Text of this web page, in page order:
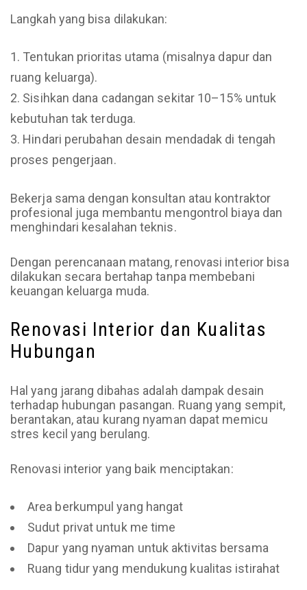
Langkah yang bisa dilakukan:
Tentukan prioritas utama (misalnya dapur dan
ruang keluarga).
Sisihkan dana cadangan sekitar 10–15% untuk
kebutuhan tak terduga.
Hindari perubahan desain mendadak di tengah
proses pengerjaan.
Bekerja sama dengan konsultan atau kontraktor
profesional juga membantu mengontrol biaya dan
menghindari kesalahan teknis.
Dengan perencanaan matang, renovasi interior bisa
dilakukan secara bertahap tanpa membebani
keuangan keluarga muda.
Renovasi Interior dan Kualitas
Hubungan
Hal yang jarang dibahas adalah dampak desain
terhadap hubungan pasangan. Ruang yang sempit,
berantakan, atau kurang nyaman dapat memicu
stres kecil yang berulang.
Renovasi interior yang baik menciptakan:
Area berkumpul yang hangat
Sudut privat untuk me time
Dapur yang nyaman untuk aktivitas bersama
Ruang tidur yang mendukung kualitas istirahat